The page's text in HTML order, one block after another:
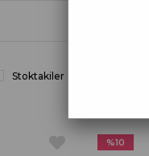
Stoktakiler
%10